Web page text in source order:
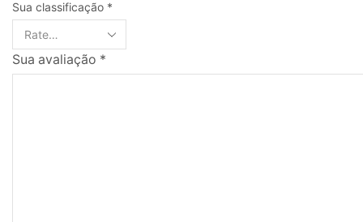
Sua classificação *
Sua avaliação *